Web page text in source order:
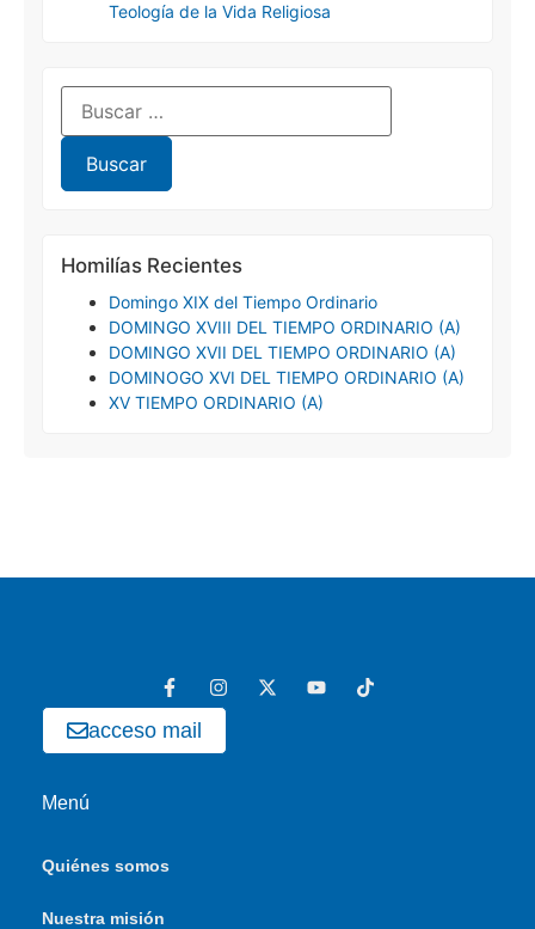
Teología de la Vida Religiosa
Homilías Recientes
Domingo XIX del Tiempo Ordinario
DOMINGO XVIII DEL TIEMPO ORDINARIO (A)
DOMINGO XVII DEL TIEMPO ORDINARIO (A)
DOMINOGO XVI DEL TIEMPO ORDINARIO (A)
XV TIEMPO ORDINARIO (A)
acceso mail
Menú
Quiénes somos
Nuestra misión